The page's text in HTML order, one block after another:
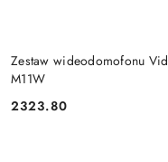
Zestaw wideodomofonu
M11W
Cena:
2323.80